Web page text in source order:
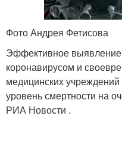
Фото Андрея Фетисова
Эффективное выявление
коронавирусом и
медицинских
уровень смертности на
РИА Новости .